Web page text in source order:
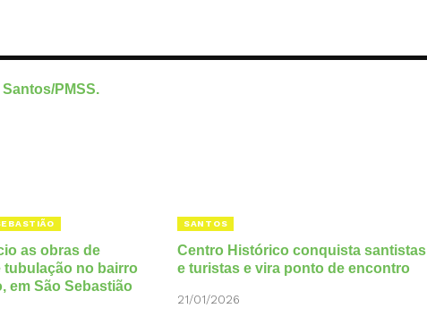
as obras de
tubulação no bairro
em São Sebastião
SANTOS
Centro Histórico conquista santistas
e turistas e vira ponto de encontro
21/01/2026